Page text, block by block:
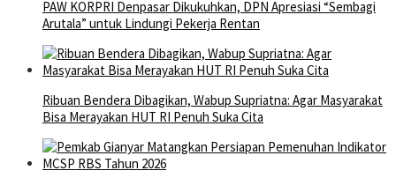
PAW KORPRI Denpasar Dikukuhkan, DPN Apresiasi “Sembagi
Arutala” untuk Lindungi Pekerja Rentan
Ribuan Bendera Dibagikan, Wabup Supriatna: Agar Masyarakat
Bisa Merayakan HUT RI Penuh Suka Cita